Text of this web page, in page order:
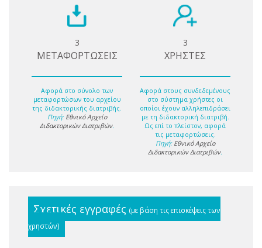
3
ΜΕΤΑΦΟΡΤΩΣΕΙΣ
Αφορά στο σύνολο των
μεταφορτώσων του αρχείου
της διδακτορικής διατριβής.
Πηγή: Εθνικό Αρχείο
Διδακτορικών Διατριβών.
3
ΧΡΗΣΤΕΣ
Αφορά στους συνδεδεμένους
στο σύστημα χρήστες οι
οποίοι έχουν αλληλεπιδράσει
με τη διδακτορική διατριβή.
Ως επί το πλείστον, αφορά
τις μεταφορτώσεις.
Πηγή: Εθνικό Αρχείο
Διδακτορικών Διατριβών.
Σχετικές εγγραφές (με βάση τις επισκέψεις των
χρηστών)